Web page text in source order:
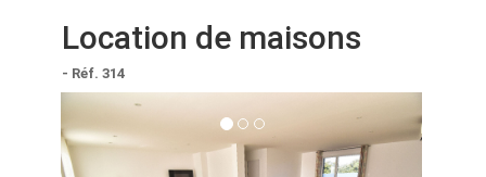
Location de maisons
- Réf. 314